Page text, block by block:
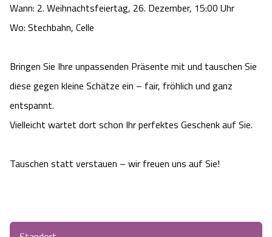
Urlaub auf dem Bauernhof
Last Minute
Shop
Kutschen
Tiere
HeideSpezialitäten
Urlaub mit Hund
Wildpark Schwarze Berge
Wildpark Müden
Snow World Bispingen
Abenteuerland Trampolin-Park
Veranstaltungen & Führungen Celle
Wann: 2. Weihnachtsfeiertag, 26. Dezember, 15:00 Uhr
Wo: Stechbahn, Celle
Bringen Sie Ihre unpassenden Präsente mit und tauschen Sie
diese gegen kleine Schätze ein – fair, fröhlich und ganz
entspannt.
Vielleicht wartet dort schon Ihr perfektes Geschenk auf Sie.
Tauschen statt verstauen – wir freuen uns auf Sie!